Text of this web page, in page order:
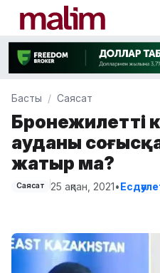
Басты Саясат
Бронежилетті
ауданы
жатыр ма?
Саясат 25 ақпан, 2021•